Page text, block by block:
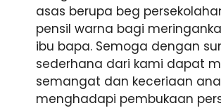
asas berupa beg
pensil warna bagi
ibu bapa. Semoga dengan
sederhana dari kami dapat
semangat dan keceriaan
menghadapi pembukaan